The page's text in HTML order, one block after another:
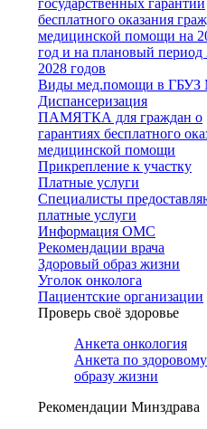
государственных гарантий
бесплатного оказания
медицинской помощи на
год и на плановый период
2028 годов
Виды мед.помощи в
Диспансеризация
ПАМЯТКА для граждан о
гарантиях бесплатного
медицинской помощи
Прикрепление к участку
Платные услуги
Специалисты
платные услуги
Информация ОМС
Рекомендации врача
Здоровый образ жизни
Уголок онколога
Пациентские организации
Проверь своё здоровье
Анкета онкология
Анкета по здоровому
образу жизни
Рекомендации Минздрава